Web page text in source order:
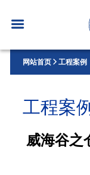
网站首页 工程案例
工程案例
威海谷之